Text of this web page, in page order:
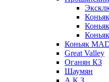
Коньяк
Great Valley
Оганян КЗ
Шаумян
А.К.З.